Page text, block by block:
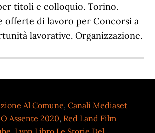
titoli e colloquio. Torino.
offerte di lavoro per Concorsi a
lavorative. Organizzazione.
Al Comune,Canali Mediaset
Assente 2020, Red Land Film